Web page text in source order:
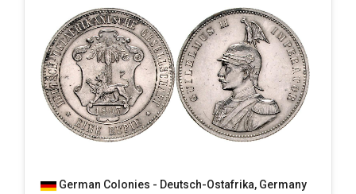
German Colonies - Deutsch-Ostafrika, Germany